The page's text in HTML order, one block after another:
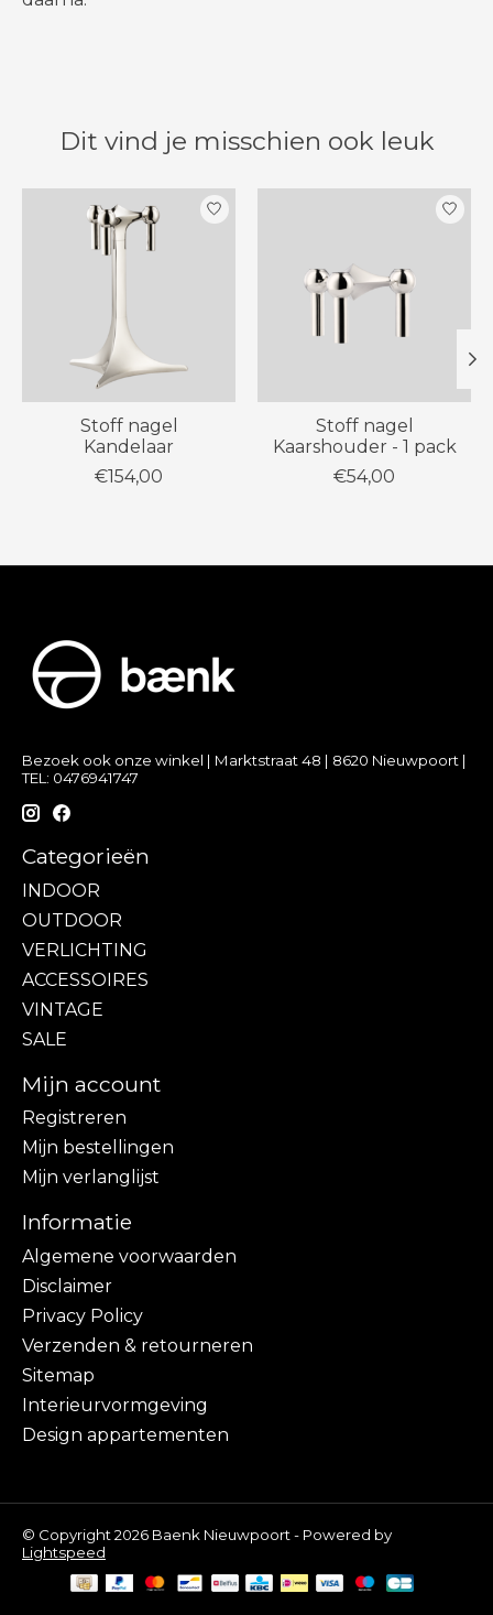
Dit vind je misschien ook leuk
Items van productcarrousel
Stoff nagel
Kandelaar
€154,00
Stoff nagel
Kaarshouder - 1 pack
€54,00
Bezoek ook onze winkel | Marktstraat 48 | 8620 Nieuwpoort |
TEL: 0476941747
Categorieën
INDOOR
OUTDOOR
VERLICHTING
ACCESSOIRES
VINTAGE
SALE
Mijn account
Registreren
Mijn bestellingen
Mijn verlanglijst
Informatie
Algemene voorwaarden
Disclaimer
Privacy Policy
Verzenden & retourneren
Sitemap
Interieurvormgeving
Design appartementen
© Copyright 2026 Baenk Nieuwpoort - Powered by
Lightspeed